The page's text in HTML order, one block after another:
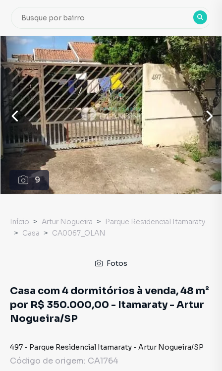
9
Início Artur Nogueira
Parque Residencial Itamaraty
Casa
CA0067_OLAN
Fotos
Casa com 4 dormitórios à venda, 48 m²
por R$ 350.000,00 - Itamaraty - Artur
Nogueira/SP
497 - Parque Residencial Itamaraty - Artur Nogueira/SP
Código de origem: CA1764